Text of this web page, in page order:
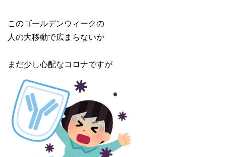
このゴールデンウィークの
人の大移動で広まらないか
まだ少し心配なコロナですが